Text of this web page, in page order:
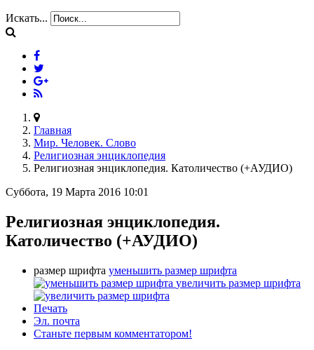
Искать...
Главная
Мир. Человек. Слово
Религиозная энциклопедия
Религиозная энциклопедия. Католичество (+АУДИО)
Суббота, 19 Марта 2016 10:01
Религиозная энциклопедия.
Католичество (+АУДИО)
размер шрифта уменьшить размер шрифта
увеличить размер шрифта
Печать
Эл. почта
Станьте первым комментатором!